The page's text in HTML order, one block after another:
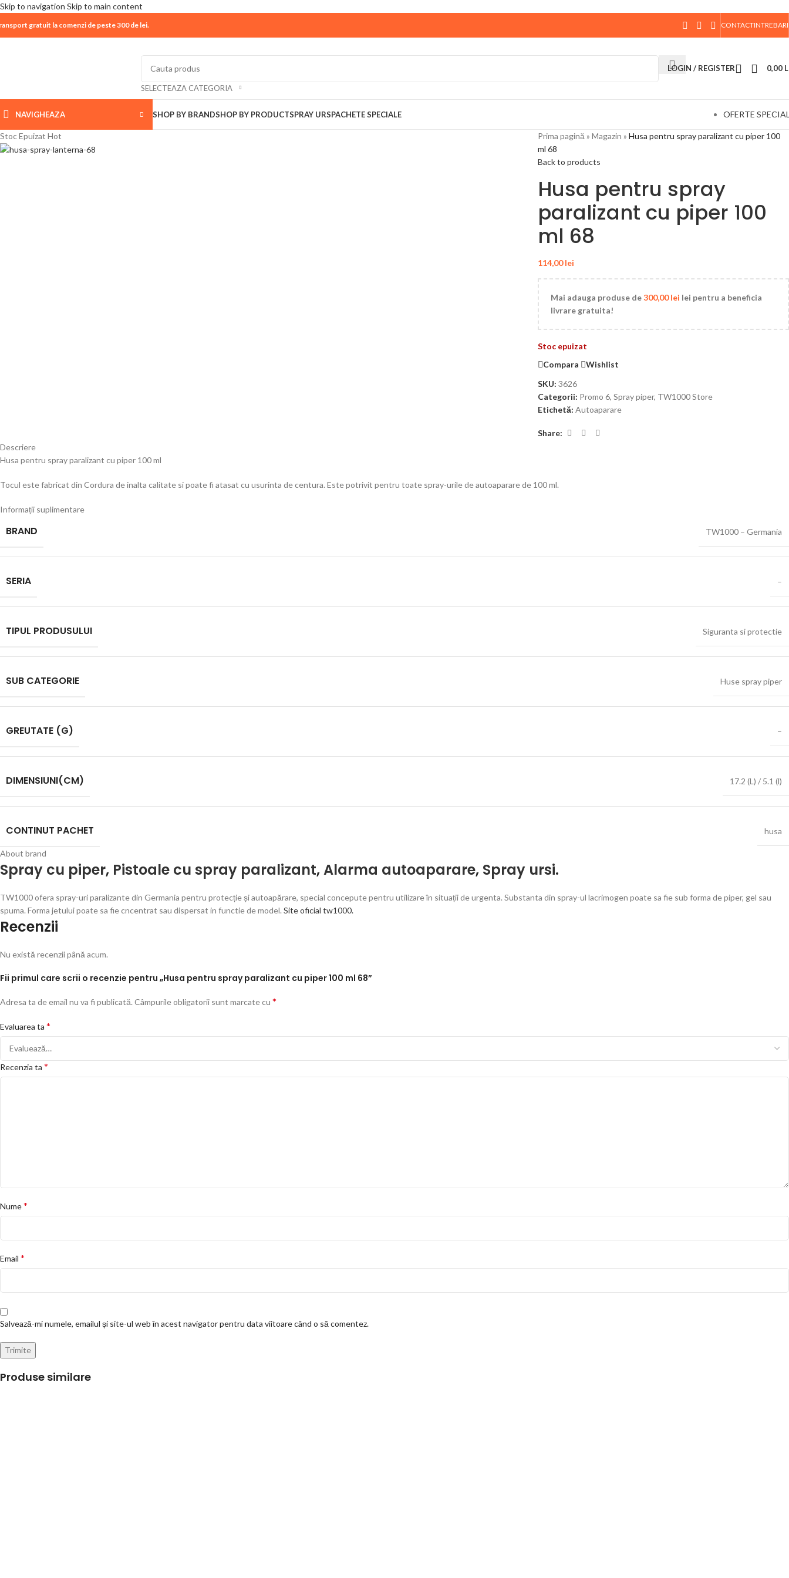
Skip to navigation Skip to main content
| 📦 Program livrari|In perioada11 August - 18 August,magazinul KPRO este inchis. Comenziile plasate pana in data de 10 August, la ora 15:00, vor fi expediate. Va
multumim pentru intelegere!
gratuit la comenzi de peste 300 de lei. CONTACTINTREBARI
SELECTEAZA CATEGORIA
LOGIN / REGISTER 0,00
NAVIGHEAZA SHOP BY BRANDSHOP BY PRODUCTSPRAY URSPACHETE SPECIALE OFERTE
Stoc Epuizat Hot Prima pagină » Magazin » Husa pentru spray paralizant cu piper 100
ml 68
Back to products
Husa pentru spray
paralizant cu piper 100
ml 68
114,00lei
Mai adauga produse de300,00lei lei pentru a beneficia
livrare gratuita!
Stoc epuizat
Compara
Wishlist
SKU: 3626
Categorii: Promo 6, Spray piper, TW1000 Store
Etichetă: Autoaparare
Share:
Descriere
Husa pentru spray paralizant cu piper 100 ml
Tocul este fabricat din Cordura de inalta calitate si poate fi atasat cu usurinta de centura. Este potrivit pentru toate spray-urile de autoaparare de 100 ml.
Informații suplimentare
BRAND TW1000 – Germania
SERIA –
TIPUL PRODUSULUI Siguranta si protectie
SUB CATEGORIE Huse spray piper
GREUTATE (G) –
DIMENSIUNI(CM) 17.2 (L) / 5.1 (l)
CONTINUT PACHET husa
About brand
Spray cu piper, Pistoale cu spray paralizant,Alarma autoaparare, Spray ursi.
TW1000 ofera spray-uri paralizante din Germania pentru protecție și autoapărare, special concepute pentru utilizare în situații de urgenta. Substanta din spray-ul lacrimogen poate sa fie sub forma de piper, gel sau
spuma. Forma jetului poate sa fie cncentrat sau dispersat in functie de model. Site oficial tw1000.
Recenzii
Nu există recenzii până acum.
Fii primul care scrii o recenzie pentru „Husa pentru spray paralizant cu piper 100 ml 68”
Adresa ta de email nu va fi publicată. Câmpurile obligatorii sunt marcate cu *
Evaluarea ta *
Recenzia ta *
Nume*
Email *
Salvează-mi numele, emailul și site-ul web în acest navigator pentru data viitoare când o să comentez.
Produse similare